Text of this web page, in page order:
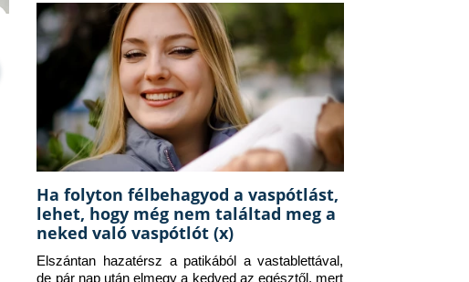
Ha folyton félbehagyod a vaspótlást,
lehet, hogy még nem találtad meg a
neked való vaspótlót (x)
Elszántan hazatérsz a patikából a vastablettával,
de pár nap után elmegy a kedved az egésztől, mert